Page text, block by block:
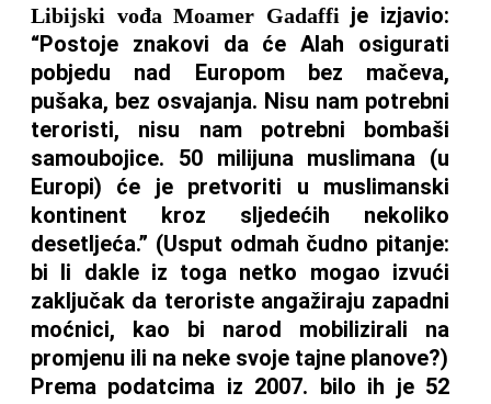
Libijski vođa Moamer Gadaffi je izjavio:
“Postoje znakovi da će Alah osigurati
pobjedu nad Europom bez mačeva,
pušaka, bez osvajanja. Nisu nam potrebni
teroristi, nisu nam potrebni bombaši
samoubojice. 50 milijuna muslimana (u
Europi) će je pretvoriti u muslimanski
kontinent kroz sljedećih nekoliko
desetljeća.” (Usput odmah čudno pitanje:
bi li dakle iz toga netko mogao izvući
zaključak da teroriste angažiraju zapadni
moćnici, kao bi narod mobilizirali na
promjenu ili na neke svoje tajne planove?)
Prema podatcima iz 2007. bilo ih je 52